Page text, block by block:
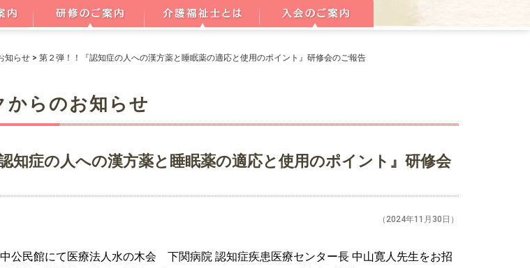
知らせ> 第２弾！！『認知症の人への漢方薬と睡眠薬の適応と使用のポイント』研修会のご報告
からのお知らせ
知症の人への漢方薬と睡眠薬の適応と使用のポイント』研修会
（2024年11月30日）
公民館にて医療法人水の木会 下関病院 認知症疾患医療センター長 中山寛人先生をお招